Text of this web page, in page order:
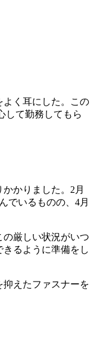
よく耳にした。この
して勤務してもら
かりました。2月
でいるものの、4月
厳しい状況がいつ
るように準備をし
えたファスナーを